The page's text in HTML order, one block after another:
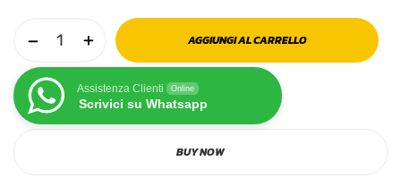
AGGIUNGI AL CARRELLO
Assistenza Clienti Online
Scrivici su Whatsapp
BUY NOW